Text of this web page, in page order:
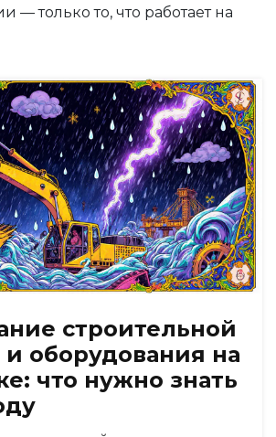
— только то, что работает на
строительной
и оборудования на
что нужно знать